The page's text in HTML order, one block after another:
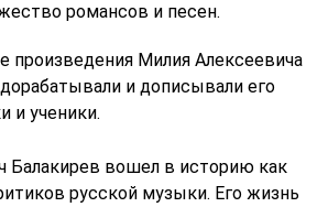
романсов и песен.
произведения Милия Алексеевича
и дописывали его
и ученики.
Балакирев вошел в историю как
русской музыки. Его жизнь